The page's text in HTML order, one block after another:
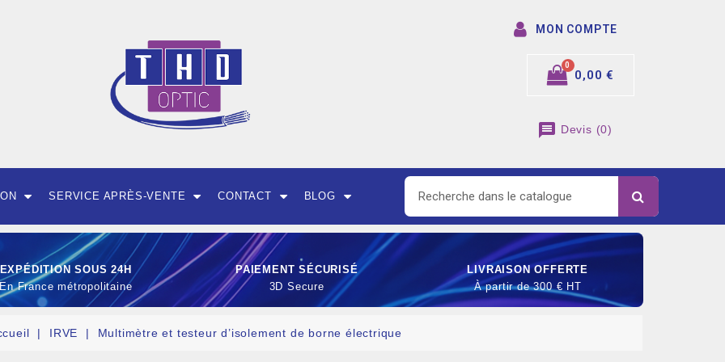
MON COMPTE
0,00 €
message Devis (0)
SERVICE APRÈS-VENTE CONTACT BLOG
EXPÉDITION SOUS 24H
En France métropolitaine
PAIEMENT SÉCURISÉ
3D Secure
LIVRAISON OFFERTE
À partir de 300 € HT
IRVE Multimètre et testeur d’isolement de borne électrique